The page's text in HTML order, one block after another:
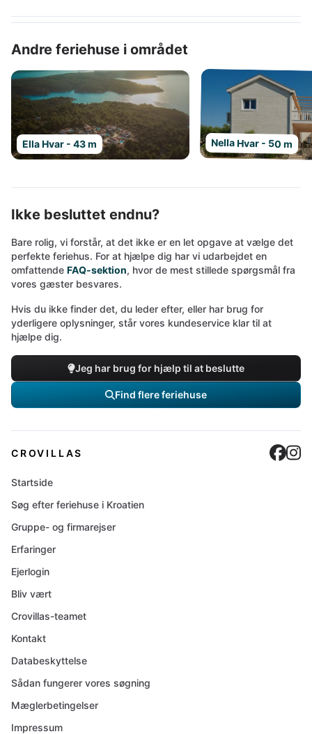
Andre feriehuse i området
Ella Hvar - 43 m Nella Hvar - 50 m
Ikke besluttet endnu?
Bare rolig, vi forstår, at det ikke er en let opgave at vælge det
perfekte feriehus. For at hjælpe dig har vi udarbejdet en
omfattende FAQ-sektion, hvor de mest stillede spørgsmål fra
vores gæster besvares.
Hvis du ikke finder det, du leder efter, eller har brug for
yderligere oplysninger, står vores kundeservice klar til at
hjælpe dig.
Jeg har brug for hjælp til at beslutte
Find flere feriehuse
CROVILLAS
Startside
Søg efter feriehuse i Kroatien
Gruppe- og firmarejser
Erfaringer
Ejerlogin
Bliv vært
Crovillas-teamet
Kontakt
Databeskyttelse
Sådan fungerer vores søgning
Mæglerbetingelser
Impressum